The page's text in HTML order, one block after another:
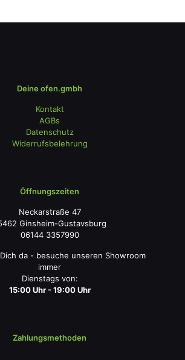
Deine ofen.gmbh
Kontakt
AGBs
Datenschutz
Widerrufsbelehrung
Öffnungszeiten
Neckarstraße 47
Ginsheim-Gustavsburg
06144 3357990
da - besuche unseren Showroom
immer
Dienstags von:
15:00 Uhr - 19:00 Uhr
Zahlungsmethoden